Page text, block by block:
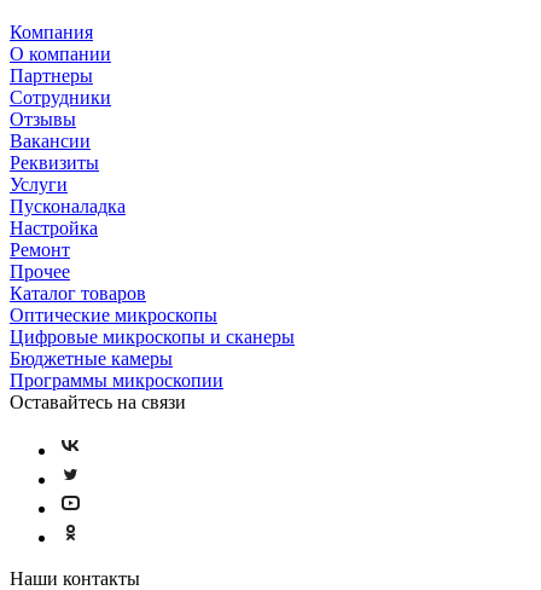
Компания
О компании
Партнеры
Сотрудники
Отзывы
Вакансии
Реквизиты
Услуги
Пусконаладка
Настройка
Ремонт
Прочее
Каталог товаров
Оптические микроскопы
Цифровые микроскопы и сканеры
Бюджетные камеры
Программы микроскопии
Оставайтесь на связи
Наши контакты